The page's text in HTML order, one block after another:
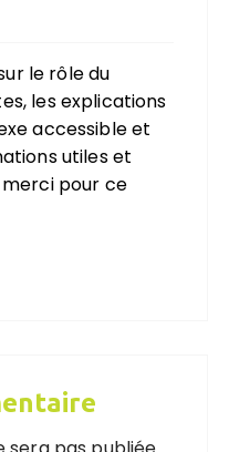
le rôle du
les explications
accessible et
utiles et
pour ce